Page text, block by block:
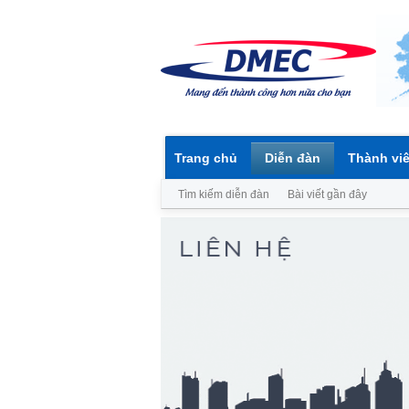
Trang chủ Diễn đàn
Tìm kiếm diễn đàn Bài viết gần đây
Thành